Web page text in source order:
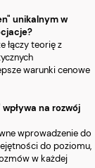
unikalnym w
łączy teorię z
warunki cenowe
na rozwój
wprowadzenie do
do poziomu,
w każdej